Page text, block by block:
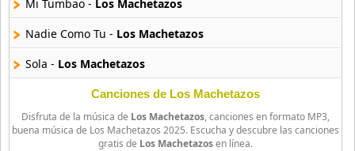
Arcangel
416 músicas online
Arcangel Y De La Ghetto
101 músicas online
Arthur
4 músicas online
Mi Tumbao - Los Machetazos
Nadie Como Tu - Los Machetazos
Sola - Los Machetazos
Canciones de Los Machetazos
Disfruta de la música de Los Machetazos, canciones en formato MP3,
buena música de Los Machetazos 2025. Escucha y descubre las canciones
gratis de Los Machetazosen línea.